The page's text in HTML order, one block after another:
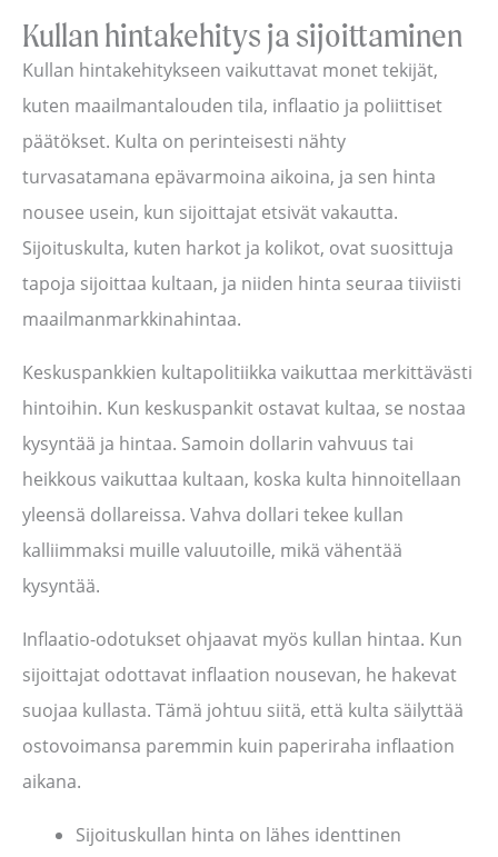
Kullan hintakehitys ja sijoittaminen
Kullan hintakehitykseen vaikuttavat monet tekijät,
kuten maailmantalouden tila, inflaatio ja poliittiset
päätökset. Kulta on perinteisesti nähty
turvasatamana epävarmoina aikoina, ja sen hinta
nousee usein, kun sijoittajat etsivät vakautta.
Sijoituskulta, kuten harkot ja kolikot, ovat suosittuja
tapoja sijoittaa kultaan, ja niiden hinta seuraa tiiviisti
maailmanmarkkinahintaa.
Keskuspankkien kultapolitiikka vaikuttaa merkittävästi
hintoihin. Kun keskuspankit ostavat kultaa, se nostaa
kysyntää ja hintaa. Samoin dollarin vahvuus tai
heikkous vaikuttaa kultaan, koska kulta hinnoitellaan
yleensä dollareissa. Vahva dollari tekee kullan
kalliimmaksi muille valuutoille, mikä vähentää
kysyntää.
Inflaatio-odotukset ohjaavat myös kullan hintaa. Kun
sijoittajat odottavat inflaation nousevan, he hakevat
suojaa kullasta. Tämä johtuu siitä, että kulta säilyttää
ostovoimansa paremmin kuin paperiraha inflaation
aikana.
Sijoituskullan hinta on lähes identtinen